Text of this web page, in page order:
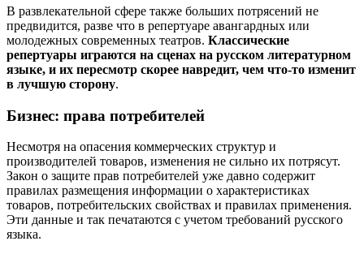
В развлекательной сфере также больших потрясений не
предвидится, разве что в репертуаре авангардных или
молодежных современных театров. Классические
репертуары играются на сценах на русском литературном
языке, и их пересмотр скорее навредит, чем что-то изменит
в лучшую сторону.
Бизнес: права потребителей
Несмотря на опасения коммерческих структур и
производителей товаров, изменения не сильно их потрясут.
Закон о защите прав потребителей уже давно содержит
правилах размещения информации о характеристиках
товаров, потребительских свойствах и правилах применения.
Эти данные и так печатаются с учетом требований русского
языка.